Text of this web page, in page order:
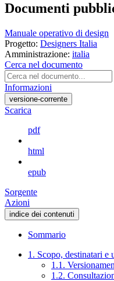
Documenti
Manuale operativo di design
Progetto: Designers Italia
Amministrazione: italia
Cerca nel documento
Informazioni
versione-corrente
Scarica
pdf
html
epub
Sorgente
Azioni
indice dei contenuti
Sommario
1. Scopo, destinatari e
1.1.
1.2.